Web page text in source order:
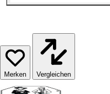
Vergleichen